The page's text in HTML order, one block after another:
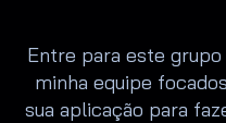
Entre para este grupo
minha equipe
sua aplicação para